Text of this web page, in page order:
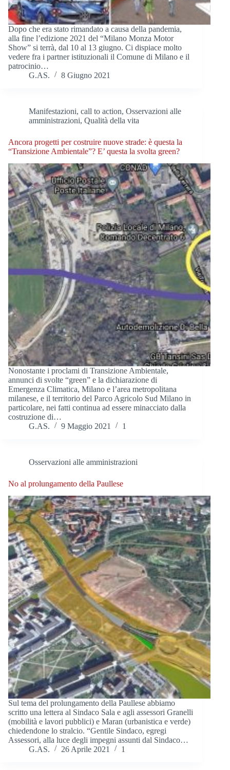
Dopo che era stato rimandato a causa della pandemia,
alla fine l’edizione 2021 del “Milano Monza Motor
Show” si terrà, dal 10 al 13 giugno. Ci dispiace molto
vedere fra i partner istituzionali il Comune di Milano e il
patrocinio…
G.AS.
8 Giugno 2021
Manifestazioni, call to action, Osservazioni alle
amministrazioni, Qualità della vita
Ancora progetti per costruire nuove strade: è questa la
“Transizione Ambientale”? E’ questa la svolta green?
Nonostante i proclami di Transizione Ambientale,
annunci di svolte “green” e la dichiarazione di
Emergenza Climatica, Milano e l’area metropolitana
milanese, e il territorio del Parco Agricolo Sud Milano in
particolare, nei fatti continua ad essere minacciato dalla
costruzione di…
G.AS.
9 Maggio 2021 1
Osservazioni alle amministrazioni
No al prolungamento della Paullese
Sul tema del prolungamento della Paullese abbiamo
scritto una lettera al Sindaco Sala e agli assessori Granelli
(mobilità e lavori pubblici) e Maran (urbanistica e verde)
chiedendone lo stralcio. “Gentile Sindaco, egregi
Assessori, alla luce degli impegni assunti dal Sindaco…
G.AS.
26 Aprile 2021 1